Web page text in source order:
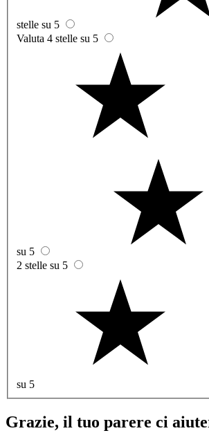
stelle su 5
Valuta 4 stelle su 5
su 5
2 stelle su 5
su 5
Grazie, il tuo parere ci